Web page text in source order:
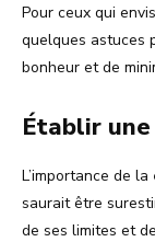
Pour ceux qui
quelques astuces
bonheur et de
Établir
L’importance de la
saurait être
de ses limites et